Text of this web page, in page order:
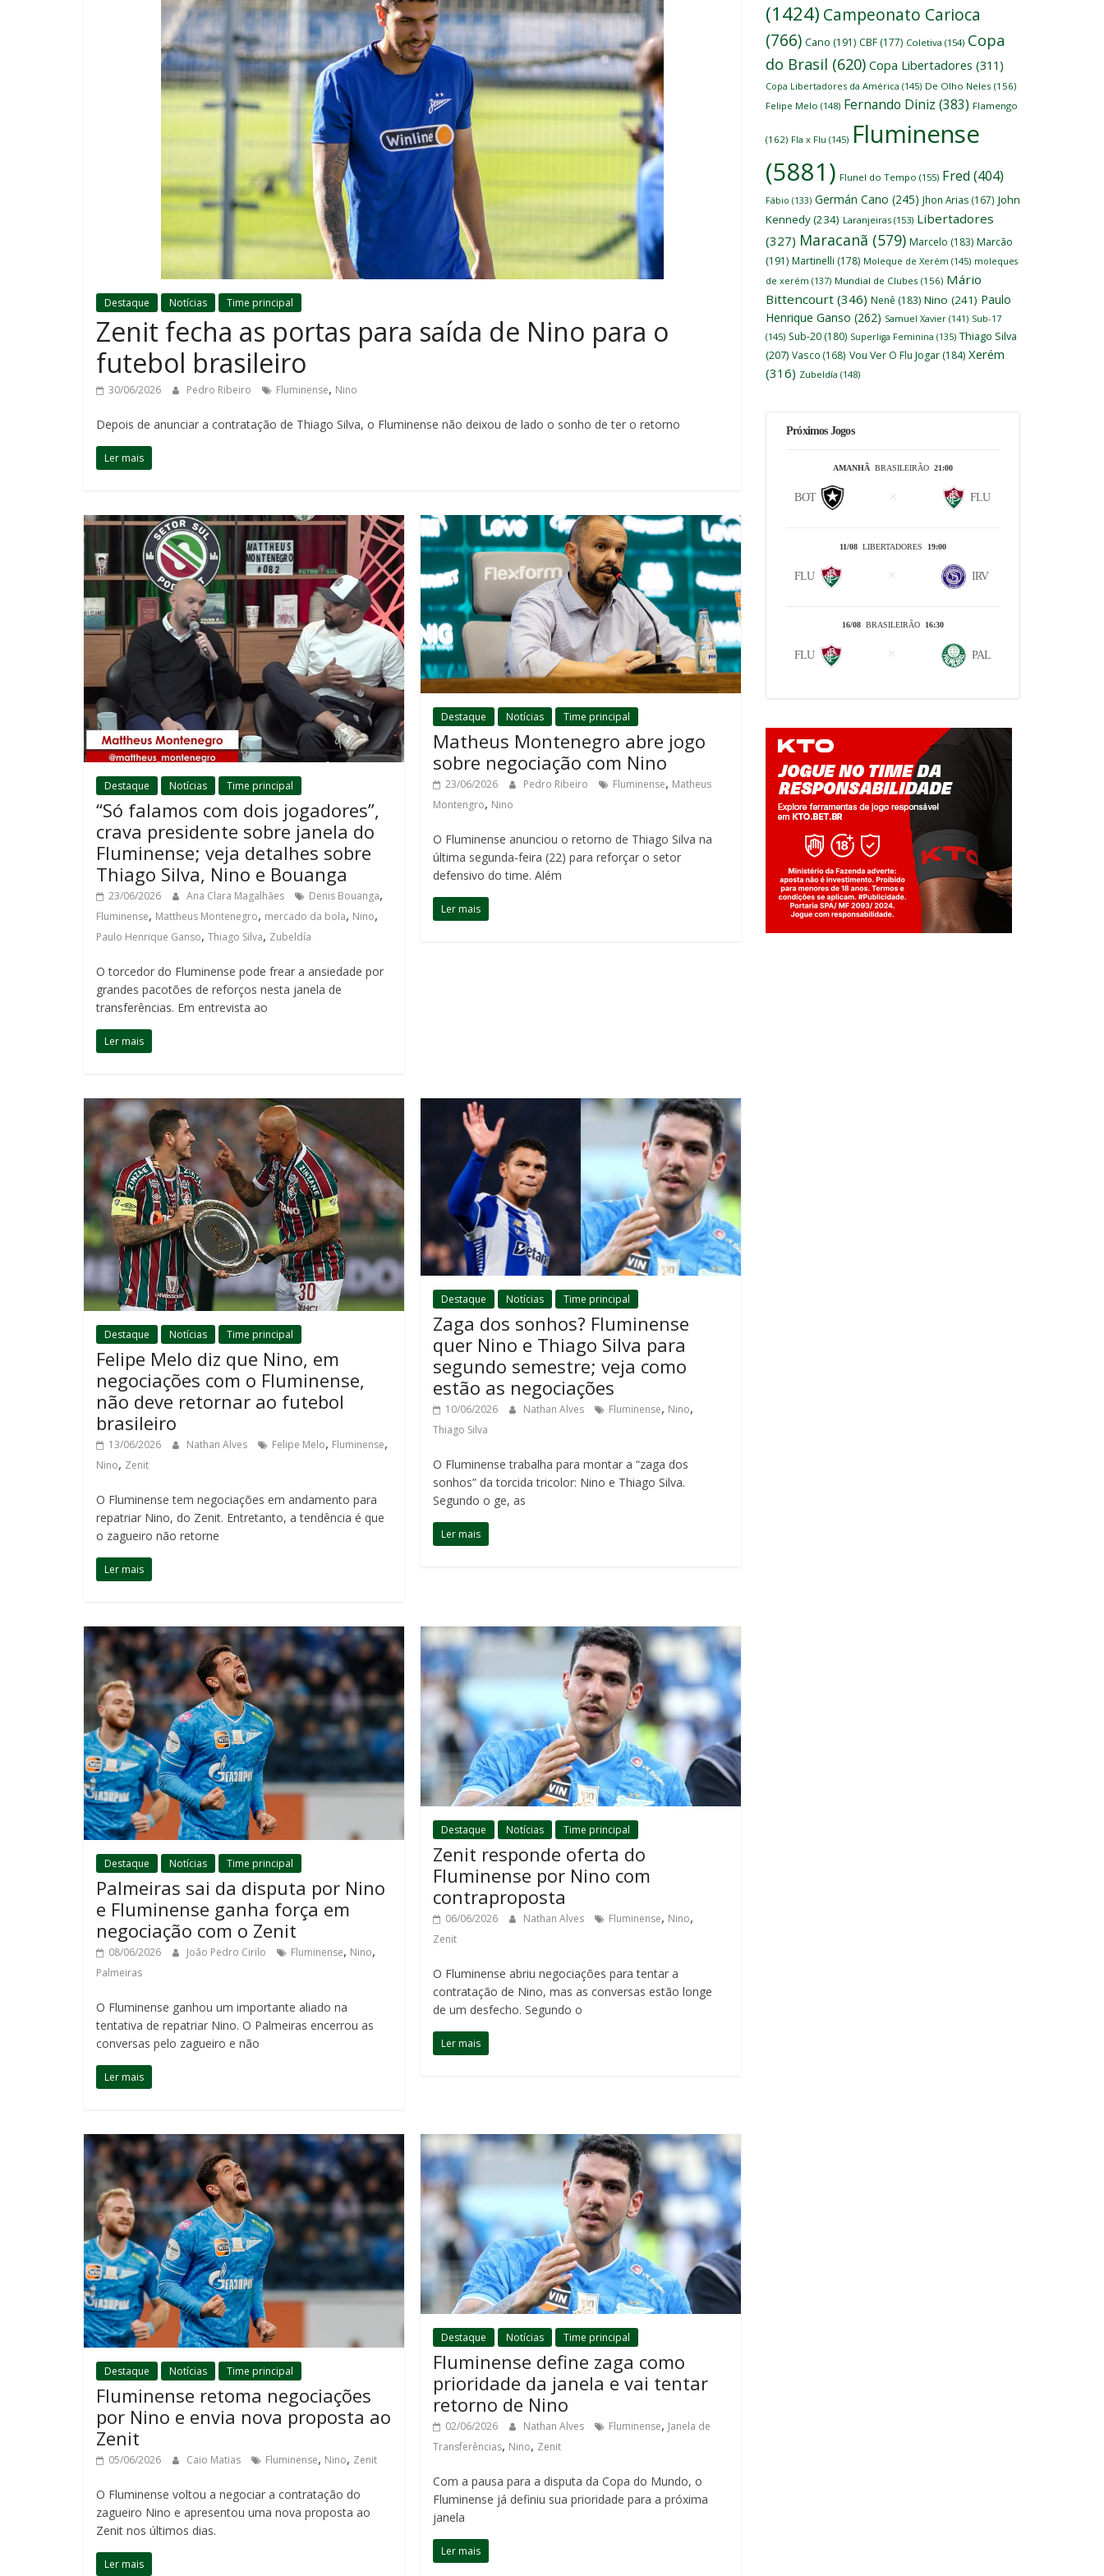
Destaque Notícias Time principal
Zenit fecha as portas para saída de Nino para o
futebol brasileiro
30/06/2026 Pedro Ribeiro Fluminense, Nino
Depois de anunciar a contratação de Thiago Silva, o Fluminense não deixou de lado o sonho de ter o retorno
Ler mais
Destaque Notícias Time principal
“Só falamos com dois jogadores”,
crava presidente sobre janela do
Fluminense; veja detalhes sobre
Thiago Silva, Nino e Bouanga
23/06/2026 Ana Clara Magalhães Denis Bouanga,
Fluminense, Mattheus Montenegro, mercado da bola, Nino,
Paulo Henrique Ganso, Thiago Silva, Zubeldía
O torcedor do Fluminense pode frear a ansiedade por
grandes pacotões de reforços nesta janela de
transferências. Em entrevista ao
Ler mais
Destaque Notícias Time principal
Matheus Montenegro abre jogo
sobre negociação com Nino
23/06/2026 Pedro Ribeiro Fluminense, Matheus
Montengro, Nino
O Fluminense anunciou o retorno de Thiago Silva na
última segunda-feira (22) para reforçar o setor
defensivo do time. Além
Ler mais
Destaque Notícias Time principal
Felipe Melo diz que Nino, em
negociações com o Fluminense,
não deve retornar ao futebol
brasileiro
13/06/2026 Nathan Alves Felipe Melo, Fluminense,
Nino, Zenit
O Fluminense tem negociações em andamento para
repatriar Nino, do Zenit. Entretanto, a tendência é que
o zagueiro não retorne
Ler mais
Destaque Notícias Time principal
Zaga dos sonhos? Fluminense
quer Nino e Thiago Silva para
segundo semestre; veja como
estão as negociações
10/06/2026 Nathan Alves Fluminense, Nino,
Thiago Silva
O Fluminense trabalha para montar a “zaga dos
sonhos” da torcida tricolor: Nino e Thiago Silva.
Segundo o ge, as
Ler mais
Destaque Notícias Time principal
Palmeiras sai da disputa por Nino
e Fluminense ganha força em
negociação com o Zenit
08/06/2026 João Pedro Cirilo Fluminense, Nino,
Palmeiras
O Fluminense ganhou um importante aliado na
tentativa de repatriar Nino. O Palmeiras encerrou as
conversas pelo zagueiro e não
Ler mais
Destaque Notícias Time principal
Zenit responde oferta do
Fluminense por Nino com
contraproposta
06/06/2026 Nathan Alves Fluminense, Nino,
Zenit
O Fluminense abriu negociações para tentar a
contratação de Nino, mas as conversas estão longe
de um desfecho. Segundo o
Ler mais
Destaque Notícias Time principal
Fluminense retoma negociações
por Nino e envia nova proposta ao
Zenit
05/06/2026 Caio Matias Fluminense, Nino, Zenit
O Fluminense voltou a negociar a contratação do
zagueiro Nino e apresentou uma nova proposta ao
Zenit nos últimos dias.
Ler mais
Destaque Notícias Time principal
Fluminense define zaga como
prioridade da janela e vai tentar
retorno de Nino
02/06/2026 Nathan Alves Fluminense, Janela de
Transferências, Nino, Zenit
Com a pausa para a disputa da Copa do Mundo, o
Fluminense já definiu sua prioridade para a próxima
janela
Ler mais
(1424) Campeonato Carioca
(766) Cano (191) CBF (177) Coletiva (154) Copa
do Brasil (620) Copa Libertadores (311)
Copa Libertadores da América (145) De Olho Neles (156)
Felipe Melo (148) Fernando Diniz (383) Flamengo
(162) Fla x Flu (145) Fluminense
(5881) Flunel do Tempo (155) Fred (404)
Fábio (133) Germán Cano (245) Jhon Arias (167) John
Kennedy(234) Laranjeiras (153) Libertadores
(327) Maracanã (579) Marcelo (183) Marcão
(191) Martinelli (178) Moleque de Xerém (145) moleques
de xerém (137) Mundial de Clubes (156) Mário
Bittencourt (346) Nenê (183) Nino (241) Paulo
Henrique Ganso (262) Samuel Xavier (141) Sub-17
(145) Sub-20 (180) Superliga Feminina (135) Thiago Silva
(207) Vasco (168) Vou Ver O Flu Jogar (184) Xerém
(316) Zubeldía (148)
Próximos Jogos
AMANHÃ BRASILEIRÃO 21:00
BOT FLU
11/08 LIBERTADORES 19:00
FLU IRV
16/08 BRASILEIRÃO 16:30
FLU PAL
Jogue com responsabilidade. 18+